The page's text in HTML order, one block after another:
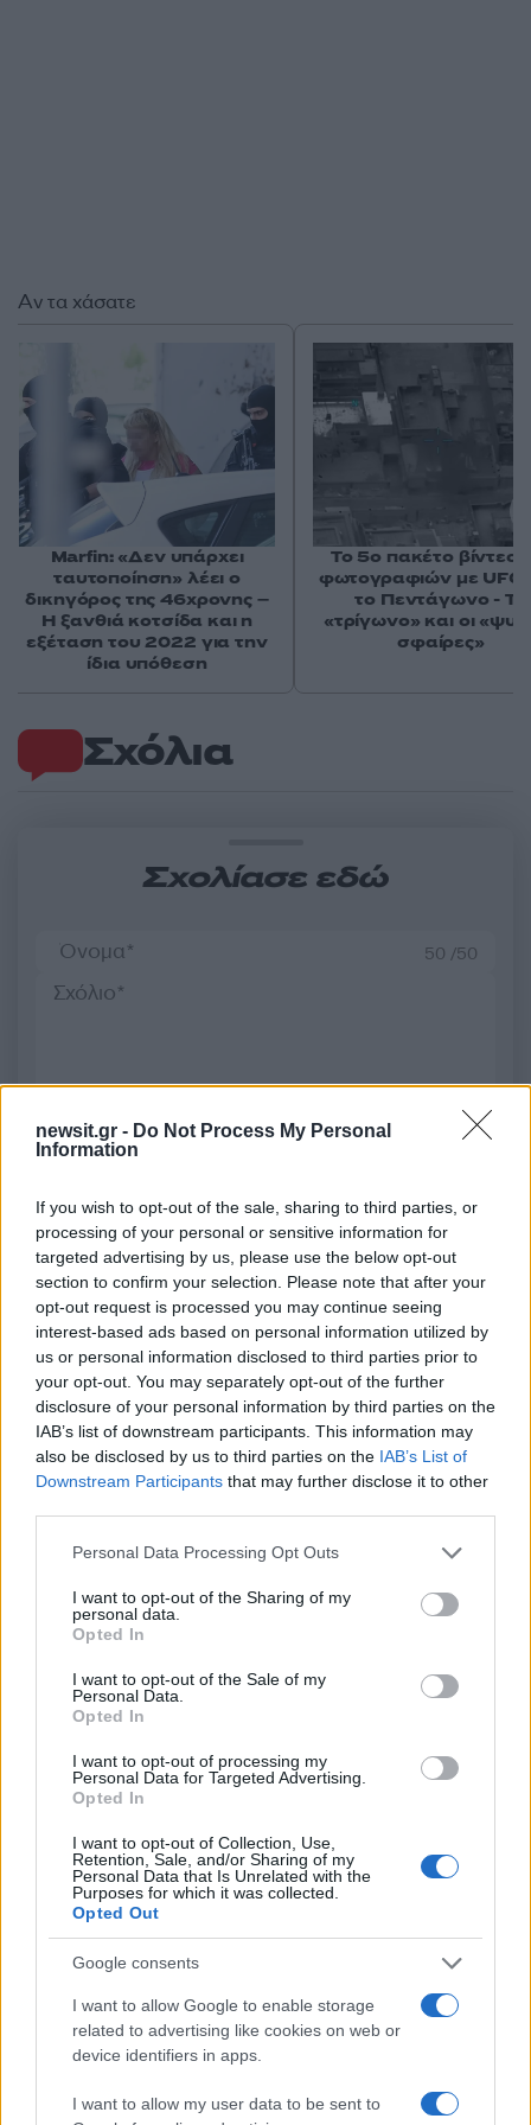
newsit.gr - Do Not Process My Personal
Information
If you wish to opt-out of the sale, sharing to third parties, or
processing of your personal or sensitive information for
targeted advertising by us, please use the below opt-out
section to confirm your selection. Please note that after your
opt-out request is processed you may continue seeing
interest-based ads based on personal information utilized by
us or personal information disclosed to third parties prior to
your opt-out. You may separately opt-out of the further
disclosure of your personal information by third parties on the
IAB’s list of downstream participants. This information may
also be disclosed by us to third parties on the IAB’s List of
Downstream Participants that may further disclose it to other
Please note that this website/app uses one or more Google
not limited to your visit or usage behaviour. You may click to
grant or deny consent to Google and its third-party tags to
use your data for below specified purposes in below Google
consent section.
Personal Data Processing Opt Outs
I want to opt-out of the Sharing of my
personal data.
Opted In
I want to opt-out of the Sale of my
Personal Data.
Opted In
I want to opt-out of processing my
Personal Data for Targeted Advertising.
Opted In
I want to opt-out of Collection, Use,
Retention, Sale, and/or Sharing of my
Personal Data that Is Unrelated with the
Purposes for which it was collected.
Opted Out
Google consents
I want to allow Google to enable storage
related to advertising like cookies on web or
device identifiers in apps.
I want to allow my user data to be sent to
Σχόλια
Σχολίασε εδώ
50 /50
2000 /2000
Υποβολή σχολίου
Πολιτική Απορρήτου& Όροι Χρήσης της Google.
Ελλάδα
ΔΕΗ
ΔΕΗ ΟΦΕΙΛΕΣ
ΔΕΗ ΡΥΘΜΙΣΕΙΣ
ΔΕΗ ΡΥΘΜΙΣΗ
ΔΙΑΚΟΠΕΣ ΡΕΥΜΑΤΟΣ
Share:
Ακολουθήστε το Νewsit.gr στοGoogle News και
ενημερωθείτε πρώτοι για όλη την ειδησεογραφία και τα
τελευταία νέατης ημέρας
Αν τα χάσατε
Marfin: «Δεν υπάρχει
ταυτοποίηση» λέει ο
δικηγόρος της 46χρονης –
Η ξανθιά κοτσίδα και η
εξέταση του 2022 για την
ίδια υπόθεση
Το 5ο πακέτο βίντεο
φωτογραφιών με UFO
το Πεντάγωνο - Το
«τρίγωνο» και οι
σφαίρες»
Πιο δημοφιλή
Σέρρες: Βίντεο ντοκουμέντο από το
τροχαίο με νεκρούς μητέρα και γιο – Ο
οδηγός του φορτηγού κατέγραψε τη
σύγκρουση
Λένα Σαμαρά: Συγκίνηση στο μνημόσυνο
για τον έναν χρόνο από τον θάνατο της
κόρης του Αντώνη Σαμαρά
Σοκαριστική υπόθεση στην Κρήτη:
Τουρίστας ρωτούσε πόσο να πληρώσει για
να ασελγήσει σε 10χρονο κορίτσι - Το παιδί
καθόταν αμέριμνο σε αυλή επιχείρησης
Γερμανία: Συνελήφθη 31χρονος για τρεις
ανθρωποκτονίες μελών της greek mafia
Έφυγε από τη ζωή η Χριστίνα Πιτουρά,
πρώην σύζυγος του Βασίλη Χιώτη
Πιο σχολιασμένα